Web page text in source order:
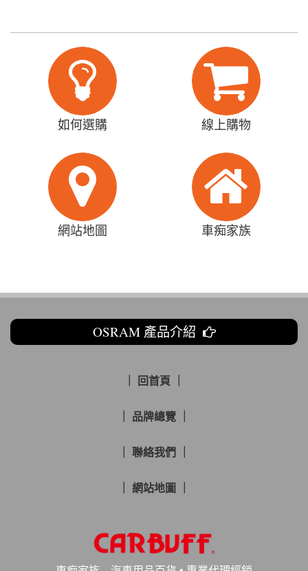
如何選購 線上購物
網站地圖 車痴家族
OSRAM 產品介紹
｜ 回首頁 ｜
｜ 品牌總覽 ｜
｜ 聯絡我們 ｜
｜ 網站地圖 ｜